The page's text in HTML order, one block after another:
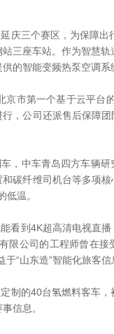
三个赛区，为保障出
三座车站。作为智慧
的智能变频热泵空调系
市第一个基于云平台
，公司还派售后保障
中车青岛四方车辆研
碳纤维司机台等多项
温。
到4K超高清电视直播
限公司的工程师曾在
“山东造”智能化旅客
的40台氢燃料客车，
信息。